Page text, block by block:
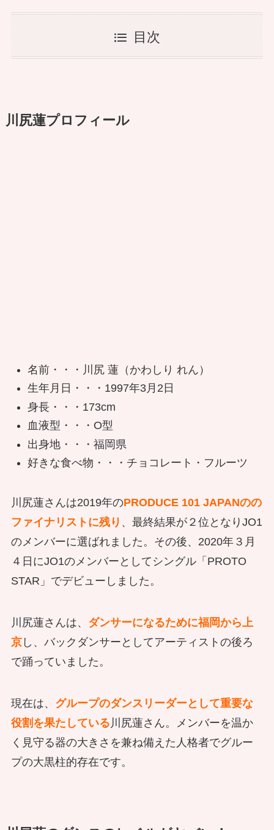
目次
川尻蓮プロフィール
名前・・・川尻 蓮（かわしり れん）
生年月日・・・1997年3月2日
身長・・・173cm
血液型・・・O型
出身地・・・福岡県
好きな食べ物・・・チョコレート・フルーツ
川尻蓮さんは2019年のPRODUCE 101 JAPANのの
ファイナリストに残り 、最終結果が２位となりJO1
のメンバーに選ばれました。その後、2020年３月
４日にJO1のメンバーとしてシングル「PROTO
STAR」でデビューしました。
川尻蓮さんは、 ダンサーになるために福岡から上
京し、バックダンサーとしてアーティストの後ろ
で踊っていました。
現在は、 グループのダンスリーダーとして重要な
役割を果たしている 川尻蓮さん。メンバーを温か
く見守る器の大きさを兼ね備えた人格者でグルー
プの大黒柱的存在です。